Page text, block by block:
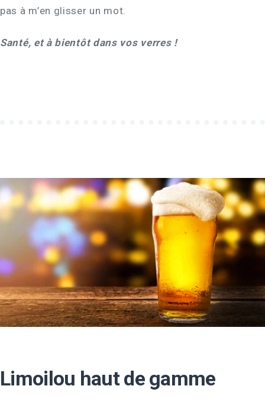
pas à m’en glisser un mot.
Santé, et à bientôt dans vos verres !
Limoilou haut de gamme